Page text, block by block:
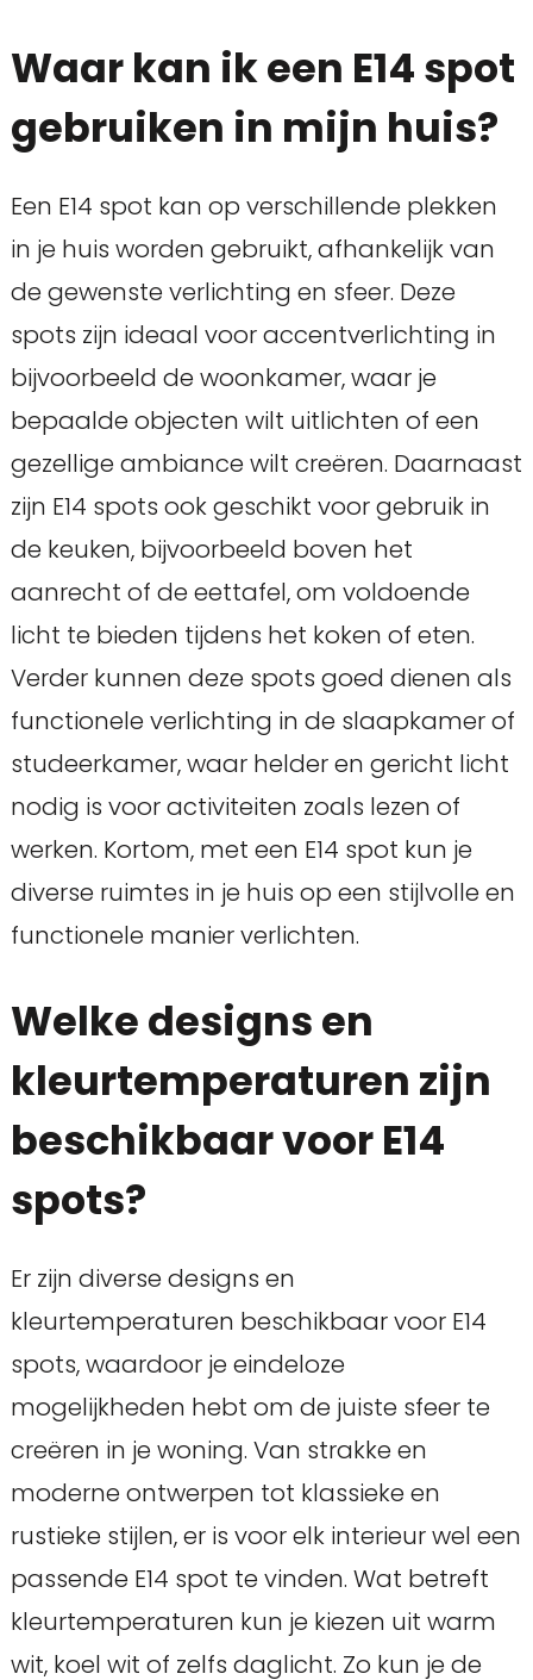
Waar kan ik een E14 spot
gebruiken in mijn huis?
Een E14 spot kan op verschillende plekken
in je huis worden gebruikt, afhankelijk van
de gewenste verlichting en sfeer. Deze
spots zijn ideaal voor accentverlichting in
bijvoorbeeld de woonkamer, waar je
bepaalde objecten wilt uitlichten of een
gezellige ambiance wilt creëren. Daarnaast
zijn E14 spots ook geschikt voor gebruik in
de keuken, bijvoorbeeld boven het
aanrecht of de eettafel, om voldoende
licht te bieden tijdens het koken of eten.
Verder kunnen deze spots goed dienen als
functionele verlichting in de slaapkamer of
studeerkamer, waar helder en gericht licht
nodig is voor activiteiten zoals lezen of
werken. Kortom, met een E14 spot kun je
diverse ruimtes in je huis op een stijlvolle en
functionele manier verlichten.
Welke designs en
kleurtemperaturen zijn
beschikbaar voor E14
spots?
Er zijn diverse designs en
kleurtemperaturen beschikbaar voor E14
spots, waardoor je eindeloze
mogelijkheden hebt om de juiste sfeer te
creëren in je woning. Van strakke en
moderne ontwerpen tot klassieke en
rustieke stijlen, er is voor elk interieur wel een
passende E14 spot te vinden. Wat betreft
kleurtemperaturen kun je kiezen uit warm
wit, koel wit of zelfs daglicht. Zo kun je de